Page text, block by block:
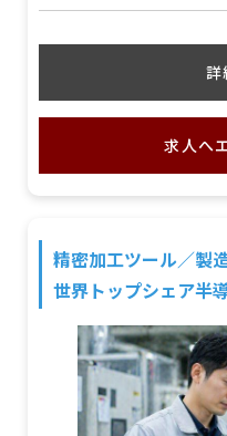
詳
求人へ
精密加工ツール／製
世界トップシェア半